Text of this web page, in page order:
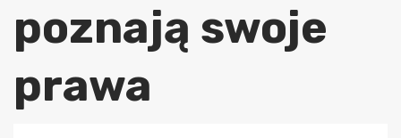
poznają swoje
prawa